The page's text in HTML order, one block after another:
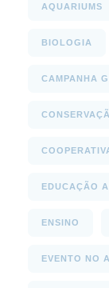
AQUARIUMS
BIOLOGIA
CAMPANHA
EDUCAÇÃO
ENSINO
EVENTO NO